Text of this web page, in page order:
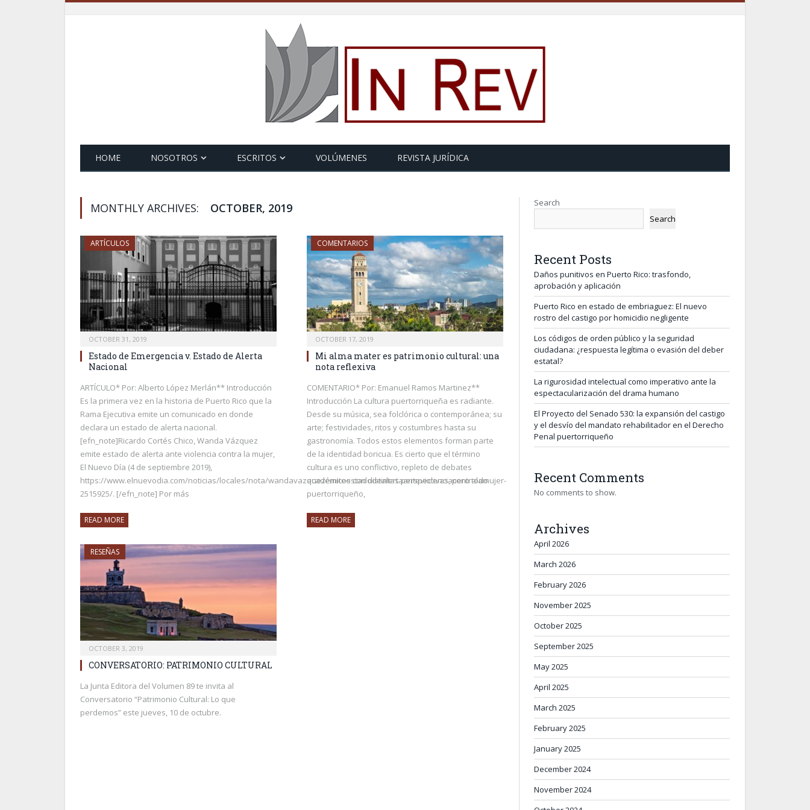
HOME NOSOTROS ESCRITOS VOLÚMENES REVISTA JURÍDICA
MONTHLY ARCHIVES: OCTOBER, 2019
ARTÍCULOS
OCTOBER 31, 2019
Estado de Emergencia v. Estado de Alerta
Nacional
ARTÍCULO* Por: Alberto López Merlán** Introducción
Es la primera vez en la historia de Puerto Rico que la
Rama Ejecutiva emite un comunicado en donde
declara un estado de alerta nacional.
[efn_note]Ricardo Cortés Chico, Wanda Vázquez
emite estado de alerta ante violencia contra la mujer,
El Nuevo Día (4 de septiembre 2019),
https://www.elnuevodia.com/noticias/locales/nota/wandavazquezemiteestadodealertaanteviolenciacontralamujer-
2515925/. [/efn_note] Por más
READ MORE
COMENTARIOS
OCTOBER 17, 2019
Mi alma mater es patrimonio cultural: una
nota reflexiva
COMENTARIO* Por: Emanuel Ramos Martinez**
Introducción La cultura puertorriqueña es radiante.
Desde su música, sea folclórica o contemporánea; su
arte; festividades, ritos y costumbres hasta su
gastronomía. Todos estos elementos forman parte
de la identidad boricua. Es cierto que el término
cultura es uno conflictivo, repleto de debates
académicos con distintas perspectivas, pero todo
puertorriqueño,
READ MORE
RESEÑAS
OCTOBER 3, 2019
CONVERSATORIO: PATRIMONIO CULTURAL
La Junta Editora del Volumen 89 te invita al
Conversatorio “Patrimonio Cultural: Lo que
perdemos” este jueves, 10 de octubre.
Search
Search
Recent Posts
Daños punitivos en Puerto Rico: trasfondo,
aprobación y aplicación
Puerto Rico en estado de embriaguez: El nuevo
rostro del castigo por homicidio negligente
Los códigos de orden público y la seguridad
ciudadana: ¿respuesta legítima o evasión del deber
estatal?
La rigurosidad intelectual como imperativo ante la
espectacularización del drama humano
El Proyecto del Senado 530: la expansión del castigo
y el desvío del mandato rehabilitador en el Derecho
Penal puertorriqueño
Recent Comments
No comments to show.
Archives
April 2026
March 2026
February 2026
November 2025
October 2025
September 2025
May 2025
April 2025
March 2025
February 2025
January 2025
December 2024
November 2024